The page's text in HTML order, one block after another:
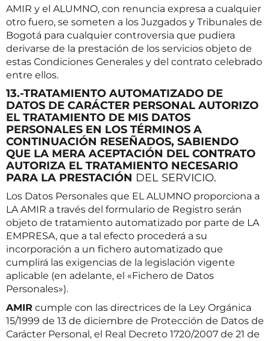
AMIR y el ALUMNO, con renuncia expresa a cualquier
otro fuero, se someten a los Juzgados y Tribunales de
Bogotá para cualquier controversia que pudiera
derivarse de la prestación de los servicios objeto de
estas Condiciones Generales y del contrato celebrado
entre ellos.
13.-TRATAMIENTO AUTOMATIZADO DE
DATOS DE CARÁCTER PERSONAL AUTORIZO
EL TRATAMIENTO DE MIS DATOS
PERSONALES EN LOS TÉRMINOS A
CONTINUACIÓN RESEÑADOS, SABIENDO
QUE LA MERA ACEPTACIÓN DEL CONTRATO
AUTORIZA EL TRATAMIENTO NECESARIO
PARA LA PRESTACIÓN DEL SERVICIO.
Los Datos Personales que EL ALUMNO proporciona a
LA AMIR a través del formulario de Registro serán
objeto de tratamiento automatizado por parte de LA
EMPRESA, que a tal efecto procederá a su
incorporación a un fichero automatizado que
cumplirá las exigencias de la legislación vigente
aplicable (en adelante, el «Fichero de Datos
Personales»).
AMIR cumple con las directrices de la Ley Orgánica
15/1999 de 13 de diciembre de Protección de Datos de
Carácter Personal, el Real Decreto 1720/2007 de 21 de